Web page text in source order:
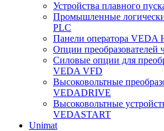
Устройства плавного
Промышленные
PLC
Панели оператора VEDA
Опции преобразователей
Силовые опции для
VEDA VFD
Высоковольтные
VEDADRIVE
Высоковольтные
VEDASTART
Unimat